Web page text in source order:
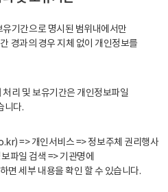
기간으로 명시된 범위내에서만
경과의 경우 지체 없이 개인정보를
리 및 보유기간은 개인정보파일
니다.
=> 개인서비스 => 정보주체 권리행사
파일 검색 => 기관명에
면 세부 내용을 확인 할 수 있습니다.